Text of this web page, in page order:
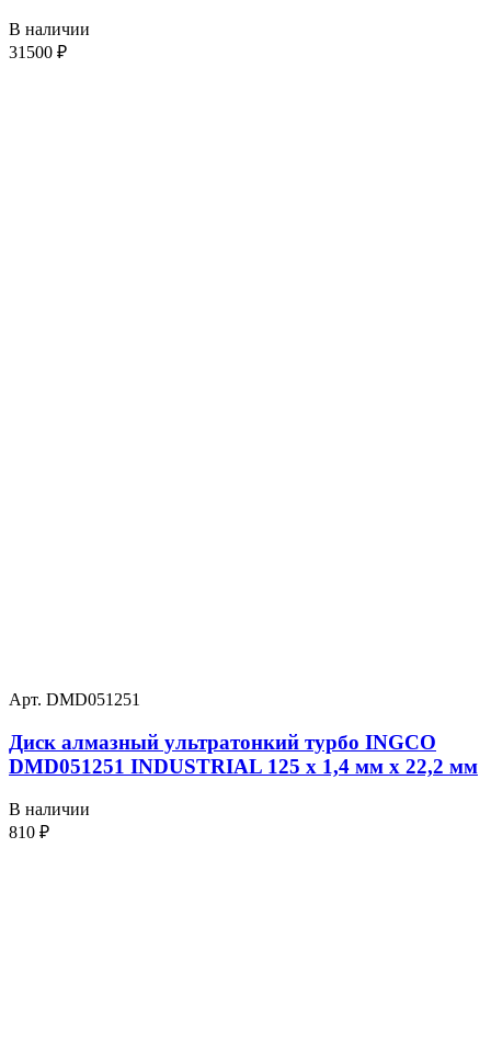
В наличии
31500 ₽
Арт. DMD051251
Диск алмазный ультратонкий турбо INGCO
DMD051251 INDUSTRIAL 125 х 1,4 мм x 22,2 мм
В наличии
810 ₽